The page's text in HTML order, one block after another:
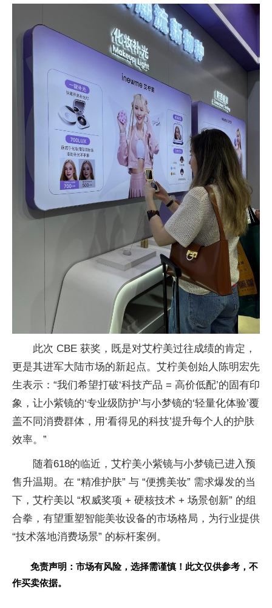
此次 CBE 获奖，既是对艾柠美过往成绩的肯定，
更是其进军大陆市场的新起点。艾柠美创始人陈明宏先
生表示：“我们希望打破‘科技产品 = 高价低配’的固有印
象，让小紫镜的‘专业级防护’与小梦镜的‘轻量化体验’覆
盖不同消费群体，用‘看得见的科技’提升每个人的护肤
效率。”
随着618的临近，艾柠美小紫镜与小梦镜已进入预
售升温期。在 “精准护肤” 与 “便携美妆” 需求爆发的当
下，艾柠美以 “权威奖项 + 硬核技术 + 场景创新” 的组
合拳，有望重塑智能美妆设备的市场格局，为行业提供
“技术落地消费场景” 的标杆案例。
免责声明：市场有风险，选择需谨慎！此文仅供参考，不
作买卖依据。